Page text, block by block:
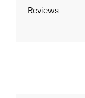
Reviews